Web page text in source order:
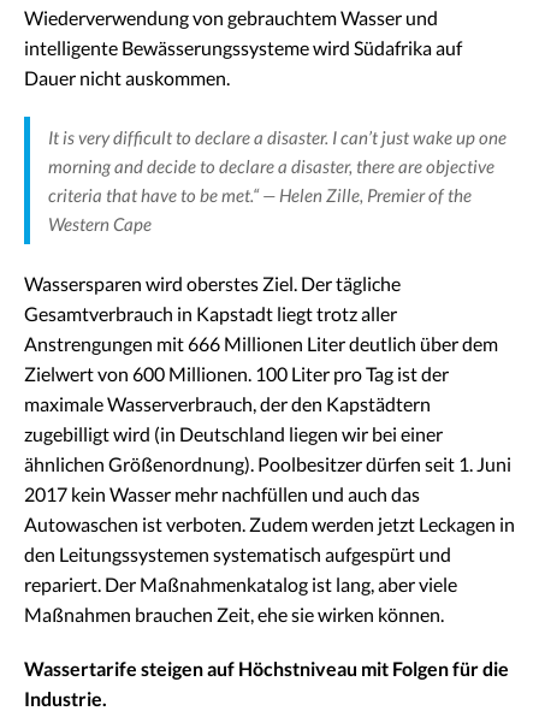
Wiederverwendung von gebrauchtem Wasser und
intelligente Bewässerungssysteme wird Südafrika auf
Dauer nicht auskommen.
It is very difficult to declare a disaster. I can’t just wake up one
morning and decide to declare a disaster, there are objective
criteria that have to be met.“ — Helen Zille, Premier of the
Western Cape
Wassersparen wird oberstes Ziel. Der tägliche
Gesamtverbrauch in Kapstadt liegt trotz aller
Anstrengungen mit 666 Millionen Liter deutlich über dem
Zielwert von 600 Millionen. 100 Liter pro Tag ist der
maximale Wasserverbrauch, der den Kapstädtern
zugebilligt wird (in Deutschland liegen wir bei einer
ähnlichen Größenordnung). Poolbesitzer dürfen seit 1. Juni
2017 kein Wasser mehr nachfüllen und auch das
Autowaschen ist verboten. Zudem werden jetzt Leckagen in
den Leitungssystemen systematisch aufgespürt und
repariert. Der Maßnahmenkatalog ist lang, aber viele
Maßnahmen brauchen Zeit, ehe sie wirken können.
Wassertarife steigen auf Höchstniveau mit Folgen für die
Industrie.